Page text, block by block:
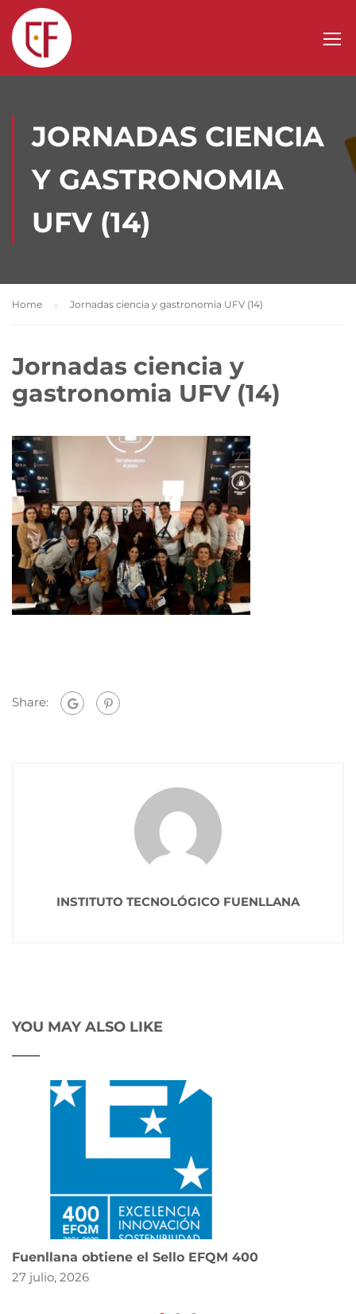
JORNADAS CIENCIA
Y GASTRONOMIA
UFV (14)
Home Jornadas ciencia y gastronomia UFV (14)
Jornadas ciencia y
gastronomia UFV (14)
Share:
INSTITUTO TECNOLÓGICO FUENLLANA
YOU MAY ALSO LIKE
Fuenllana obtiene el Sello EFQM 400
27 julio, 2026